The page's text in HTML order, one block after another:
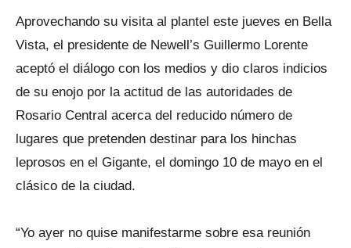
Aprovechando su visita al plantel este jueves en Bella
Vista, el presidente de Newell’s Guillermo Lorente
aceptó el diálogo con los medios y dio claros indicios
de su enojo por la actitud de las autoridades de
Rosario Central acerca del reducido número de
lugares que pretenden destinar para los hinchas
leprosos en el Gigante, el domingo 10 de mayo en el
clásico de la ciudad.
“Yo ayer no quise manifestarme sobre esa reunión